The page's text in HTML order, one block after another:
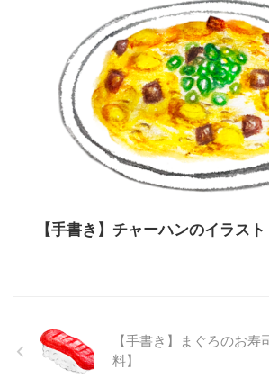
【手書き】チャーハンのイラスト
【手書き】まぐろのお
料】